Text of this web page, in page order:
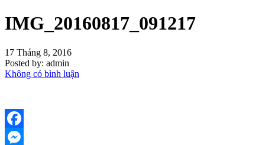
IMG_20160817_091217
17 Tháng 8, 2016
Posted by: admin
Không có bình luận
Facebook